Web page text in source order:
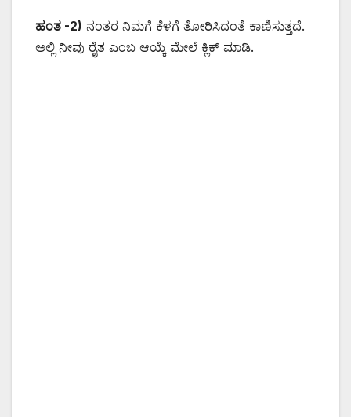
ಹಂತ -2) ನಂತರ ನಿಮಗೆ ಕೆಳಗೆ ತೋರಿಸಿದಂತೆ ಕಾಣಿಸುತ್ತದೆ.
ಅಲ್ಲಿ ನೀವು ರೈತ ಎಂಬ ಆಯ್ಕೆ ಮೇಲೆ ಕ್ಲಿಕ್ ಮಾಡಿ.